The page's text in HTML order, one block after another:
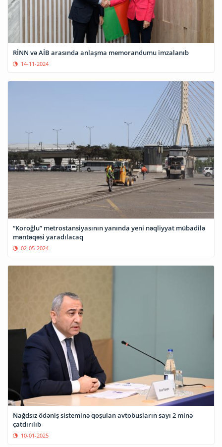
RİNN və AİB arasında anlaşma memorandumu imzalanıb
14-11-2024
“Koroğlu” metrostansiyasının yanında yeni nəqliyyat mübadilə
məntəqəsi yaradılacaq
02-05-2024
Nağdsız ödəniş sisteminə qoşulan avtobusların sayı 2 minə
çatdırılıb
10-01-2025